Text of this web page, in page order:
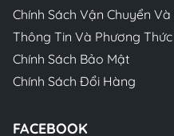
Chính Sách Vận Chuyển
Thông Tin Và Phương
Chính Sách Bảo Mật
Chính Sách Đổi Hàng
FACEBOOK